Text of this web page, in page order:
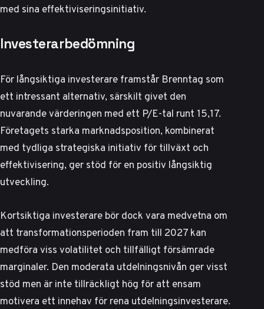
med sina effektiviseringsinitiativ.
Investerarbedömning
För långsiktiga investerare framstår Brenntag som
ett intressant alternativ, särskilt givet den
nuvarande värderingen med ett P/E-tal runt 15,17.
Företagets starka marknadsposition, kombinerat
med tydliga strategiska initiativ för tillväxt och
effektivisering, ger stöd för en positiv långsiktig
utveckling.
Kortsiktiga investerare bör dock vara medvetna om
att transformationsperioden fram till 2027 kan
medföra viss volatilitet och tillfälligt försämrade
marginaler. Den moderata utdelningsnivån ger visst
stöd men är inte tillräckligt hög för att ensam
motivera ett innehav för rena utdelningsinvesterare.